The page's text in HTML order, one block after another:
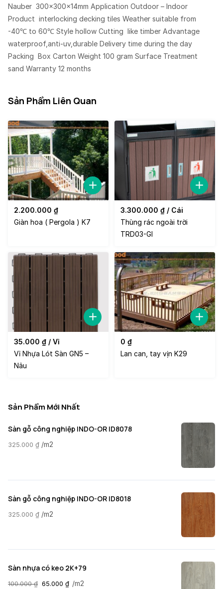
Nauber 300x300x14mm Application Outdoor – Indoor
Product interlocking decking tiles Weather suitable from
-40℃ to 60℃ Style hollow Cutting like timber Advantage
waterproof,anti-uv,durable Delivery time during the day
Packing Box Carton Weight 100 gram Surface Treatment
sand Warranty 12 months
Sản Phẩm Liên Quan
2.200.000 ₫
Giàn hoa ( Pergola ) K7
3.300.000 ₫ / Cái
Thùng rác ngoài trời
TRD03-GI
35.000 ₫ / Vỉ
Vỉ Nhựa Lót Sàn GN5 –
Nâu
0 ₫
Lan can, tay vịn K29
Sản Phẩm Mới Nhất
Sàn gỗ công nghiệp INDO-OR ID8078
325.000 ₫ /m2
Sàn gỗ công nghiệp INDO-OR ID8018
325.000 ₫ /m2
Sàn nhựa có keo 2K+79
100.000₫ 65.000 ₫ /m2